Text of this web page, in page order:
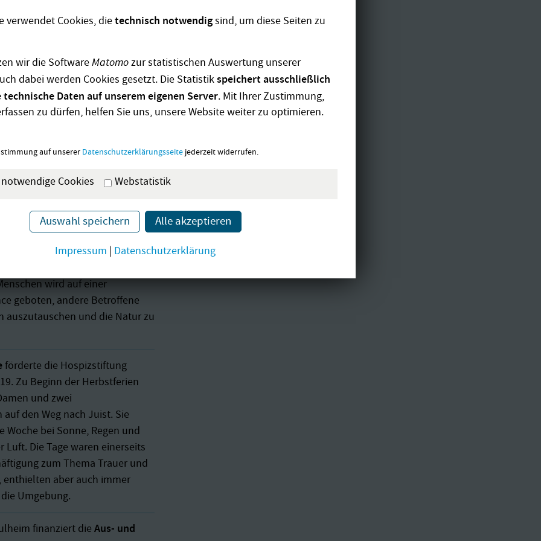
Uhr bis 17:00 Uhr
das Hospizforum an der
16.
unter dem Thema „Nicht
Abschied nehmen“ startet
An acht Abenden zwischen
folgenden März können sich
der Experten Hartmut
und
Barbara Schwenzer
Pulheim und Trauerbegleiterin
bedeutet, ein Stück des
gehen. Wenn nichts mehr ist wie
wird auf einer
geboten, andere Betroffene
auszutauschen und die Natur zu
förderte die Hospizstiftung
Zu Beginn der Herbstferien
und zwei
den Weg nach Juist. Sie
bei Sonne, Regen und
Luft. Die Tage waren einerseits
zum Thema Trauer und
enthielten aber auch immer
Umgebung.
finanziert die Aus- und
verwendet Cookies, dietechnisch notwendigsind, um diese Seiten zu
wir die SoftwareMatomozur statistischen Auswertung unserer
dabei werden Cookies gesetzt. Die Statistikspeichert ausschließlich
Daten auf unserem eigenen Server. Mit Ihrer Zustimmung,
zu dürfen, helfen Sie uns, unsere Website weiter zu optimieren.
auf unsererDatenschutzerklärungsseitejederzeit widerrufen.
Cookies Webstatistik
Impressum | Datenschutzerklärung